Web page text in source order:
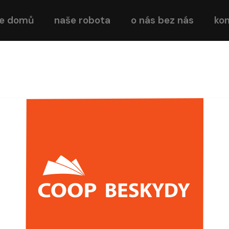
domů naše robota o nás bez nás